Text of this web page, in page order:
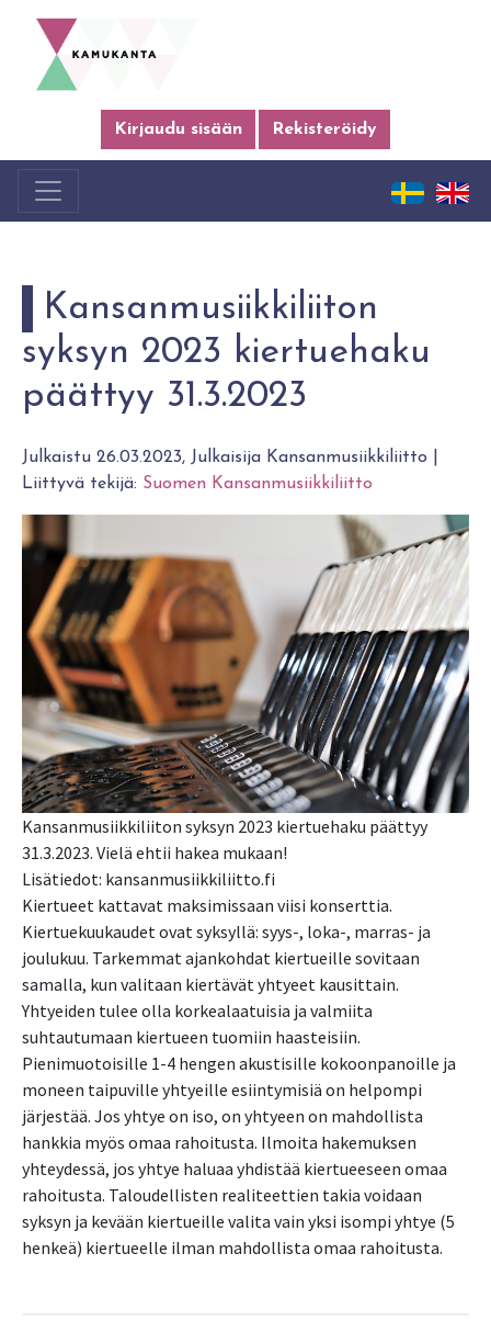
Kirjaudu sisään Rekisteröidy
Kansanmusiikkiliiton
syksyn 2023 kiertuehaku
päättyy 31.3.2023
Julkaistu 26.03.2023, Julkaisija Kansanmusiikkiliitto |
Liittyvä tekijä: Suomen Kansanmusiikkiliitto
Kansanmusiikkiliiton syksyn 2023 kiertuehaku päättyy
31.3.2023. Vielä ehtii hakea mukaan!
Lisätiedot: kansanmusiikkiliitto.fi
Kiertueet kattavat maksimissaan viisi konserttia.
Kiertuekuukaudet ovat syksyllä: syys-, loka-, marras- ja
joulukuu. Tarkemmat ajankohdat kiertueille sovitaan
samalla, kun valitaan kiertävät yhtyeet kausittain.
Yhtyeiden tulee olla korkealaatuisia ja valmiita
suhtautumaan kiertueen tuomiin haasteisiin.
Pienimuotoisille 1-4 hengen akustisille kokoonpanoille ja
moneen taipuville yhtyeille esiintymisiä on helpompi
järjestää. Jos yhtye on iso, on yhtyeen on mahdollista
hankkia myös omaa rahoitusta. Ilmoita hakemuksen
yhteydessä, jos yhtye haluaa yhdistää kiertueeseen omaa
rahoitusta. Taloudellisten realiteettien takia voidaan
syksyn ja kevään kiertueille valita vain yksi isompi yhtye (5
henkeä) kiertueelle ilman mahdollista omaa rahoitusta.